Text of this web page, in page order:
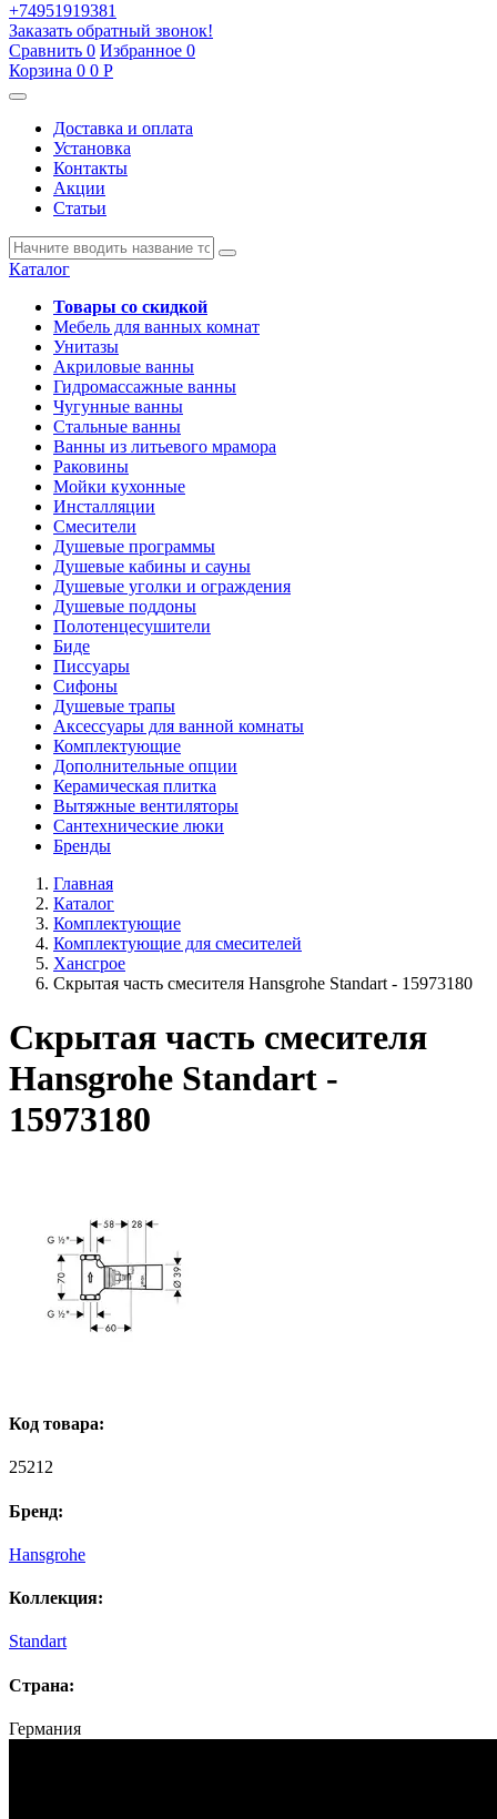
+74951919381
Заказать обратный звонок!
Сравнить 0 Избранное 0
Корзина 0 0 Р
Доставка и оплата
Установка
Контакты
Акции
Статьи
Каталог
Товары со скидкой
Мебель для ванных комнат
Унитазы
Акриловые ванны
Гидромассажные ванны
Чугунные ванны
Стальные ванны
Ванны из литьевого мрамора
Раковины
Мойки кухонные
Инсталляции
Смесители
Душевые программы
Душевые кабины и сауны
Душевые уголки и ограждения
Душевые поддоны
Полотенцесушители
Биде
Писсуары
Сифоны
Душевые трапы
Аксессуары для ванной комнаты
Комплектующие
Дополнительные опции
Керамическая плитка
Вытяжные вентиляторы
Сантехнические люки
Бренды
Главная
Каталог
Комплектующие
Комплектующие для смесителей
Хансгрое
Скрытая часть смесителя Hansgrohe Standart - 15973180
Скрытая часть смесителя
Hansgrohe Standart -
15973180
Код товара:
25212
Бренд:
Hansgrohe
Коллекция:
Standart
Страна:
Германия